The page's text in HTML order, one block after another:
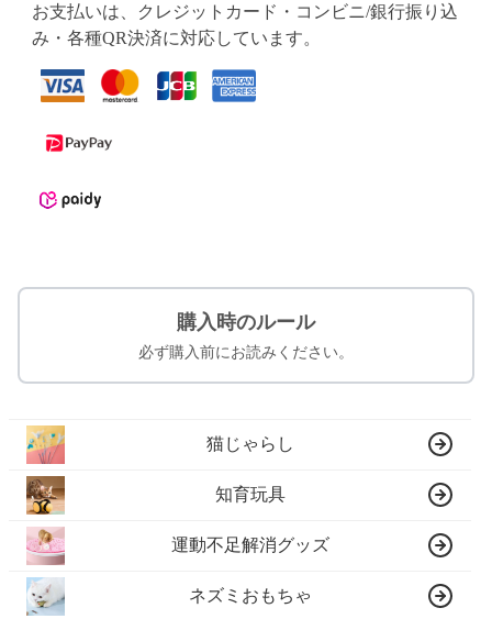
お支払いは、クレジットカード・コンビニ/銀行振り込
み・各種QR決済に対応しています。
購入時のルール
必ず購入前にお読みください。
猫じゃらし
知育玩具
運動不足解消グッズ
ネズミおもちゃ